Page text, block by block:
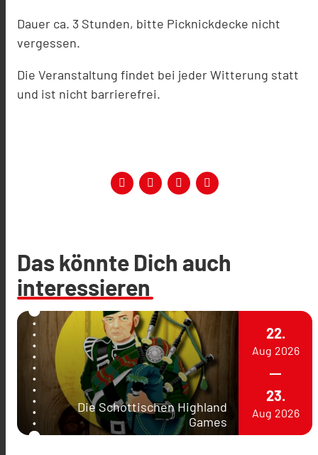
Dauer ca. 3 Stunden, bitte Picknickdecke nicht
vergessen.
Die Veranstaltung findet bei jeder Witterung statt
und ist nicht barrierefrei.
Das könnte Dich auch
interessieren
Die Schottischen Highland
Games
22.
Aug 2026
23.
Aug 2026